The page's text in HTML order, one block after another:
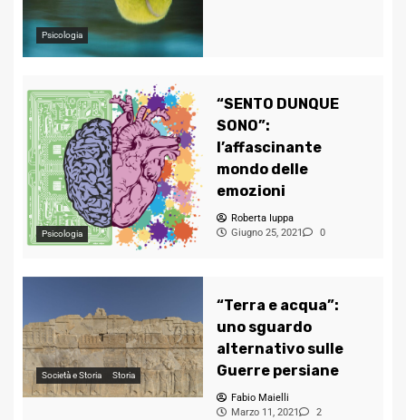
Psicologia
Psicologia
“SENTO DUNQUE
SONO”:
l’affascinante
mondo delle
emozioni
Roberta Iuppa
Giugno 25, 2021
0
Società e Storia Storia
“Terra e acqua”:
uno sguardo
alternativo sulle
Guerre persiane
Fabio Maielli
Marzo 11, 2021
2